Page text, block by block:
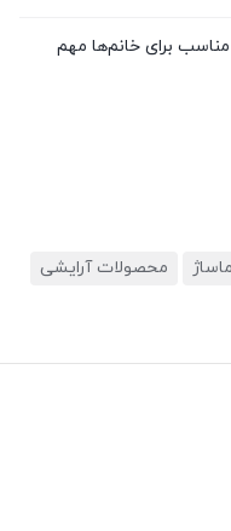
برای خانم‌ها مهم
ماساژ
محصولات آرایشی